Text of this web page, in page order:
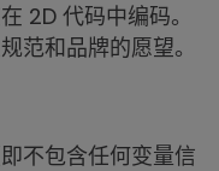
2D 代码中编码。
范和品牌的愿望。
不包含任何变量信